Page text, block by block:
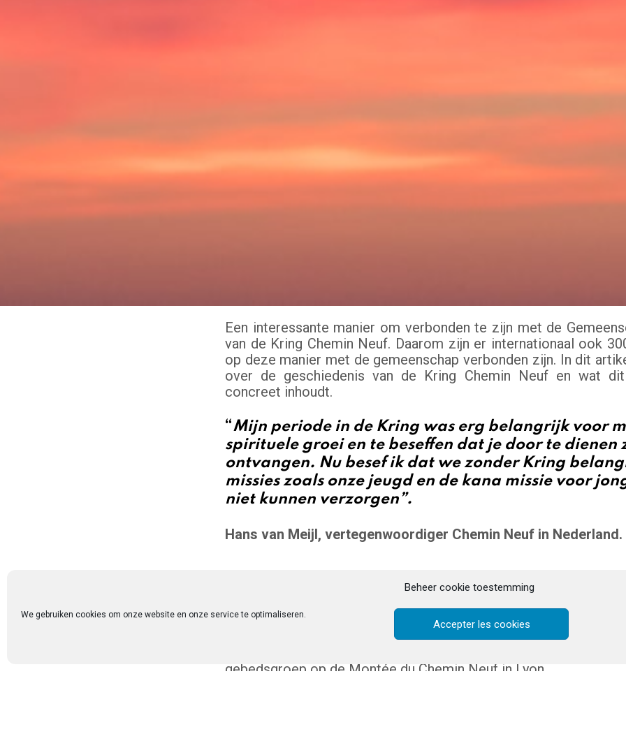
Beheer cookie toestemming
We gebruiken cookies om onze website en onze service te optimaliseren.
Accepter les cookies
Een interessante manier om verbonden te zijn met de
van de Kring Chemin Neuf. Daarom zijn er internationaal ook
op deze manier met de gemeenschap verbonden zijn. In dit
over de geschiedenis van de Kring Chemin Neuf en wat dit
concreet inhoudt.
“Mijn periode in de Kring was erg belangrijk voor
spirituele groei en te beseffen dat je door te dienen
ontvangen. Nu besef ik dat we zonder Kring
missies zoals onze jeugd en de kana missie voor
niet kunnen verzorgen”.
Hans van Meijl, vertegenwoordiger Chemin Neuf in Nederland.
Een stukje
gebedsgroep op de Montée du Chemin Neuf in Lyon.